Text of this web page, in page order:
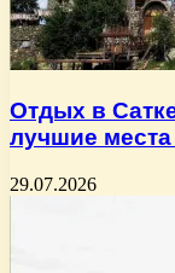
Отдых в
лучшие
29.07.2026